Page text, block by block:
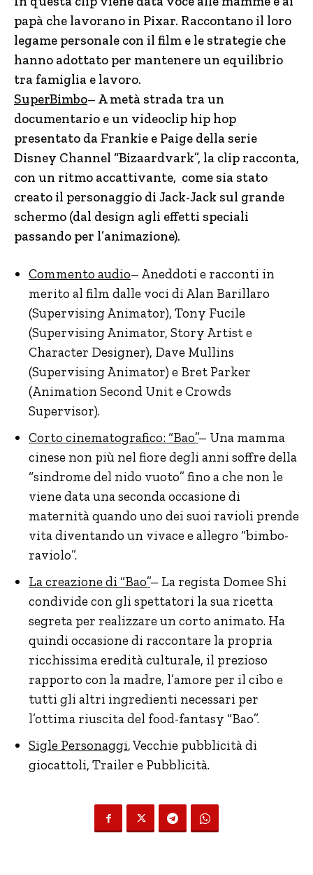
papà che lavorano in Pixar. Raccontano il loro
legame personale con il film e le strategie che
hanno adottato per mantenere un equilibrio
tra famiglia e lavoro.
SuperBimbo– A metà strada tra un
documentario e un videoclip hip hop
presentato da Frankie e Paige della serie
Disney Channel “Bizaardvark”, la clip racconta,
con un ritmo accattivante, come sia stato
creato il personaggio di Jack-Jack sul grande
schermo (dal design agli effetti speciali
passando per l’animazione).
Commento audio– Aneddoti e racconti in
merito al film dalle voci di Alan Barillaro
(Supervising Animator), Tony Fucile
(Supervising Animator, Story Artist e
Character Designer), Dave Mullins
(Supervising Animator) e Bret Parker
(Animation Second Unit e Crowds
Supervisor).
Corto cinematografico: “Bao”– Una mamma
cinese non più nel fiore degli anni soffre della
“sindrome del nido vuoto” fino a che non le
viene data una seconda occasione di
maternità quando uno dei suoi ravioli prende
vita diventando un vivace e allegro “bimbo-
raviolo”.
La creazione di “Bao”– La regista Domee Shi
condivide con gli spettatori la sua ricetta
segreta per realizzare un corto animato. Ha
quindi occasione di raccontare la propria
ricchissima eredità culturale, il prezioso
rapporto con la madre, l’amore per il cibo e
tutti gli altri ingredienti necessari per
l’ottima riuscita del food-fantasy “Bao”.
Sigle Personaggi, Vecchie pubblicità di
giocattoli, Trailer e Pubblicità.